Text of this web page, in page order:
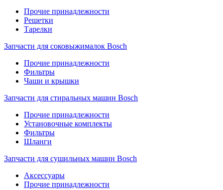
Прочие принадлежности
Решетки
Тарелки
Запчасти для соковыжималок Bosch
Прочие принадлежности
Фильтры
Чаши и крышки
Запчасти для стиральных машин Bosch
Прочие принадлежности
Установочные комплекты
Фильтры
Шланги
Запчасти для сушильных машин Bosch
Аксессуары
Прочие принадлежности